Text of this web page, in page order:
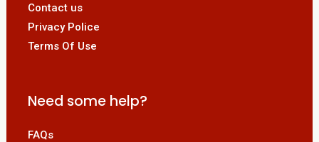
Contact us
Privacy Police
Terms Of Use
Need some help?
FAQs